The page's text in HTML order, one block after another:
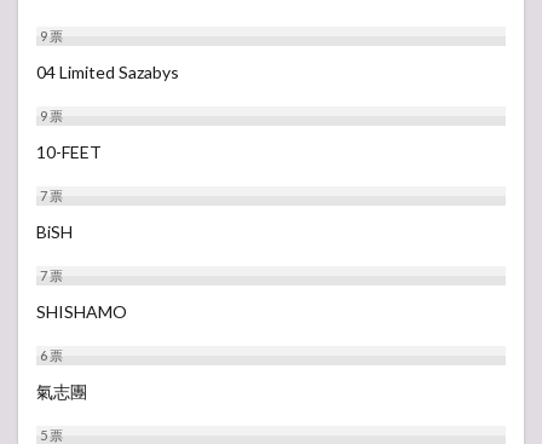
9票
04 Limited Sazabys
9票
10-FEET
7票
BiSH
7票
SHISHAMO
6票
氣志團
5票